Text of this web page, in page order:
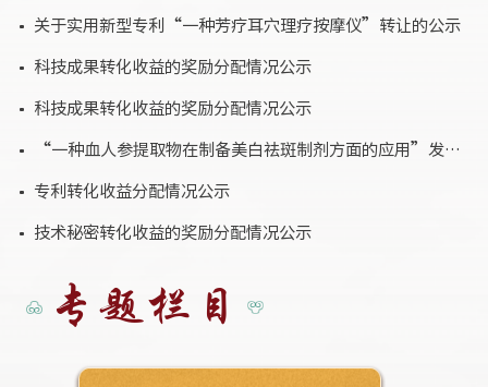
关于实用新型专利“一种芳疗耳穴理疗按摩仪”转让的公示
科技成果转化收益的奖励分配情况公示
科技成果转化收益的奖励分配情况公示
“一种血人参提取物在制备美白祛斑制剂方面的应用”发明专利转让公示
专利转化收益分配情况公示
技术秘密转化收益的奖励分配情况公示
专 题栏 目